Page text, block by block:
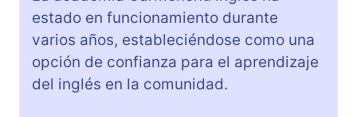
estado en funcionamiento durante
varios años, estableciéndose como una
opción de confianza para el aprendizaje
del inglés en la comunidad.